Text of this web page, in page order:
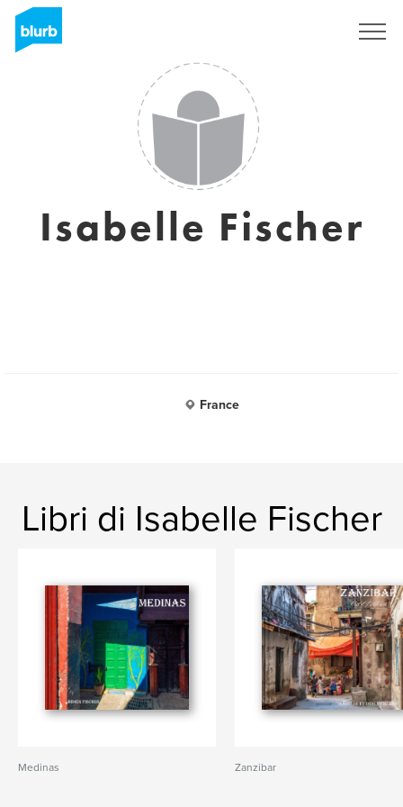
Isabelle Fischer
France
Libri di Isabelle Fischer
Medinas Zanzibar